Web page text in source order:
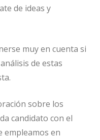
de ideas y
muy en cuenta si
de estas
sobre los
candidato con el
empleamos en